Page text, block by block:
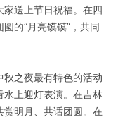
送上节日祝福。在四
的“月亮馍馍”，共同
之夜最有特色的活动
上迎灯表演。在吉林
明月、共话团圆。在